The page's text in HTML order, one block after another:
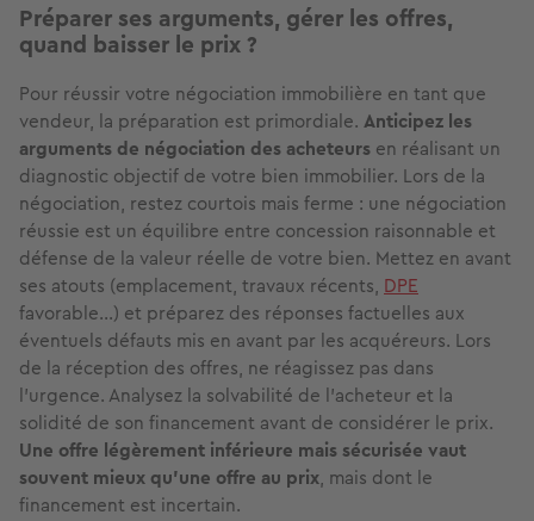
Préparer ses arguments, gérer les offres,
quand baisser le prix ?
Pour réussir votre négociation immobilière en tant que
vendeur, la préparation est primordiale. Anticipez les
arguments de négociation des acheteurs en réalisant un
diagnostic objectif de votre bien immobilier. Lors de la
négociation, restez courtois mais ferme : une négociation
réussie est un équilibre entre concession raisonnable et
défense de la valeur réelle de votre bien. Mettez en avant
ses atouts (emplacement, travaux récents, DPE
favorable…) et préparez des réponses factuelles aux
éventuels défauts mis en avant par les acquéreurs. Lors
de la réception des offres, ne réagissez pas dans
l’urgence. Analysez la solvabilité de l’acheteur et la
solidité de son financement avant de considérer le prix.
Une offre légèrement inférieure mais sécurisée vaut
souvent mieux qu’une offre au prix, mais dont le
financement est incertain.